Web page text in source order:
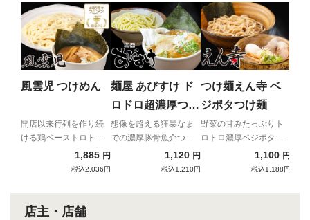
風雲児 つけめん
開店以来行列を作り続
ける鶏ベーストロトロ
1,885 円
税込2,036円
麺屋 あびすけ ド
ロドロ超濃厚つけ
麺
想像を超える狂暴なま
での濃厚豚骨魚介つけ
1,120 円
税込1,210円
つけ麺えん寺 ベ
ジポタつけ麺
野菜の甘みたっぷりト
ロトロ濃厚ベジポタス
1,100 円
税込1,188円
店主・店舗